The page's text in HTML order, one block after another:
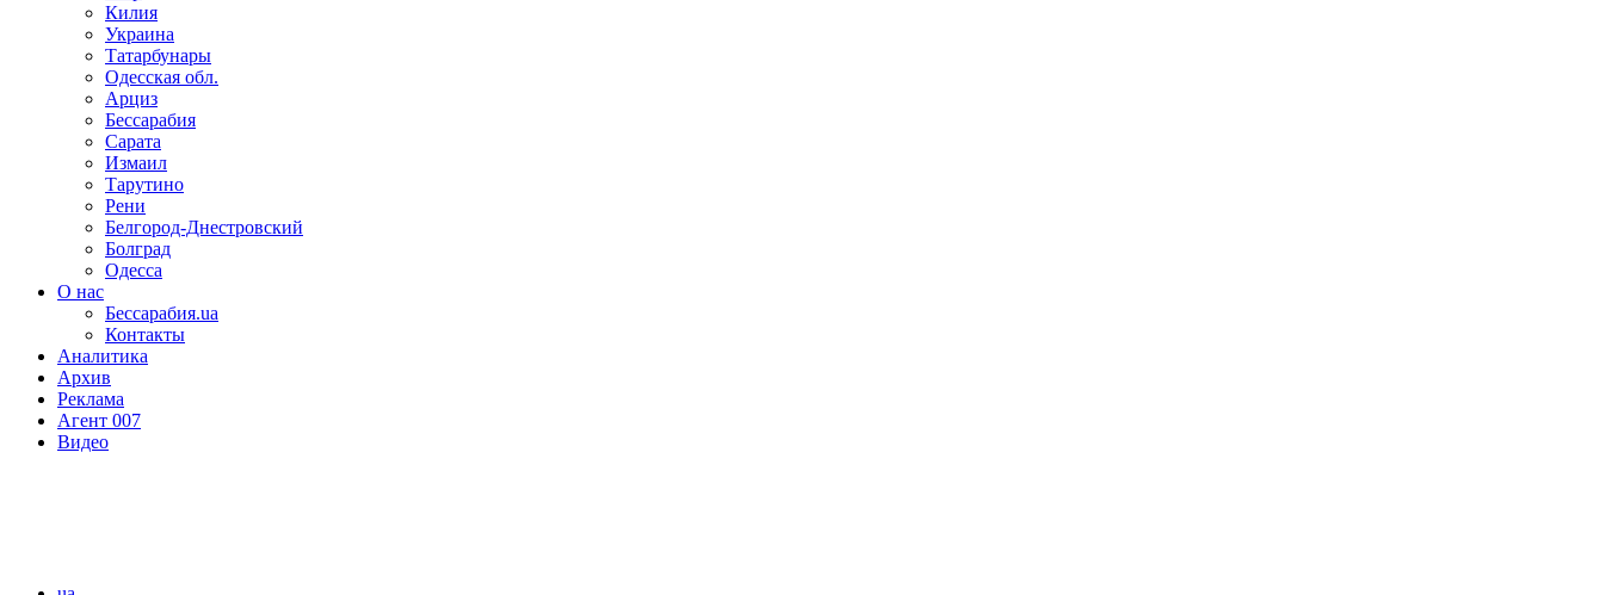
Килия
Украина
Татарбунары
Одесская обл.
Арциз
Бессарабия
Сарата
Измаил
Тарутино
Рени
Белгород-Днестровский
Болград
Одесса
О нас
Бессарабия.ua
Контакты
Аналитика
Архив
Реклама
Агент 007
Видео